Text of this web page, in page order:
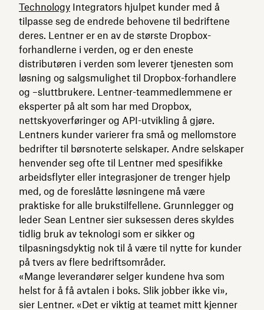
Technology Integrators hjulpet kunder med å
tilpasse seg de endrede behovene til bedriftene
deres. Lentner er en av de største Dropbox-
forhandlerne i verden, og er den eneste
distributøren i verden som leverer tjenesten som
løsning og salgsmulighet til Dropbox-forhandlere
og –sluttbrukere. Lentner-teammedlemmene er
eksperter på alt som har med Dropbox,
nettskyoverføringer og API-utvikling å gjøre.
Lentners kunder varierer fra små og mellomstore
bedrifter til børsnoterte selskaper. Andre selskaper
henvender seg ofte til Lentner med spesifikke
arbeidsflyter eller integrasjoner de trenger hjelp
med, og de foreslåtte løsningene må være
praktiske for alle brukstilfellene. Grunnlegger og
leder Sean Lentner sier suksessen deres skyldes
tidlig bruk av teknologi som er sikker og
tilpasningsdyktig nok til å være til nytte for kunder
på tvers av flere bedriftsområder.
«Mange leverandører selger kundene hva som
helst for å få avtalen i boks. Slik jobber ikke vi»,
sier Lentner. «Det er viktig at teamet mitt kjenner